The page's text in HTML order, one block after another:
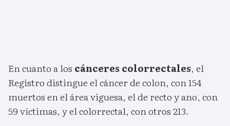
En cuanto a los cánceres colorrectales, el
Registro distingue el cáncer de colon, con 154
muertos en el área viguesa, el de recto y ano, con
59 víctimas, y el colorrectal, con otros 213.